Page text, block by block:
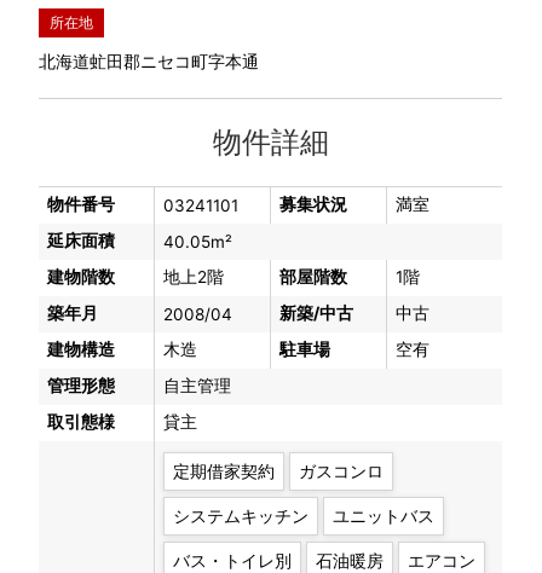
所在地
北海道虻田郡ニセコ町字本通
物件詳細
物件番号 03241101 募集状況
満室
延床面積
40.05m²
建物階数
地上2階 部屋階数
1階
築年月
2008/04 新築/中古
中古
建物構造
木造 駐車場
空有
管理形態
自主管理
取引態様
貸主
定期借家契約 ガスコンロ
システムキッチン ユニットバス
バス・トイレ別 石油暖房 エアコン